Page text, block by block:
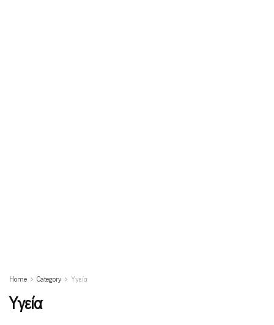
Home Category Υγεία
Υγεία